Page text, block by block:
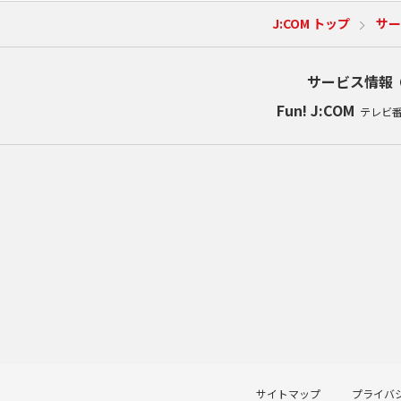
J:COM トップ サ
サービス情報
Fun! J:COM テレビ
サイトマップ プライバ